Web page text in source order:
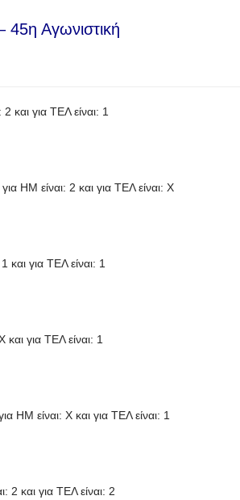
45η Αγωνιστική
και για ΤΕΛ είναι: 1
HΜ είναι: 2 και για ΤΕΛ είναι: X
για ΤΕΛ είναι: 1
για ΤΕΛ είναι: 1
HΜ είναι: X και για ΤΕΛ είναι: 1
2 και για ΤΕΛ είναι: 2